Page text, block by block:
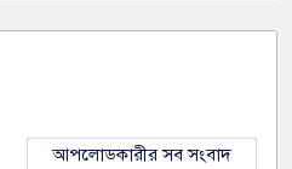
আপলোডকারীর সব সংবাদ